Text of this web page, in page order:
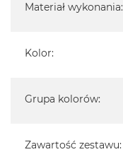
Materiał wykonania:
Kolor:
Grupa kolorów:
Zawartość zestawu: